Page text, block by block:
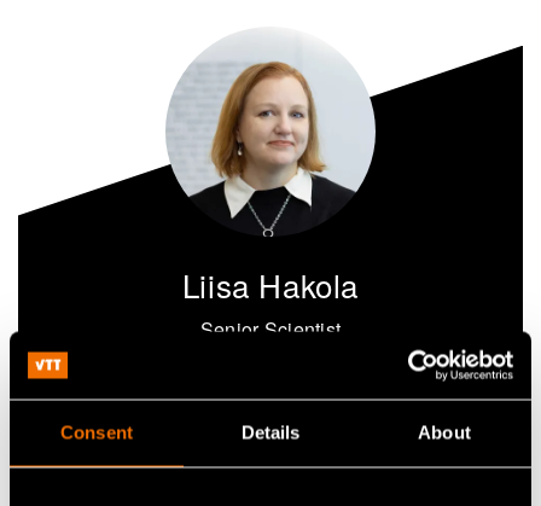
Consent Details About
Liisa Hakola
Senior Scientist
liisa.hakola@vtt.fi